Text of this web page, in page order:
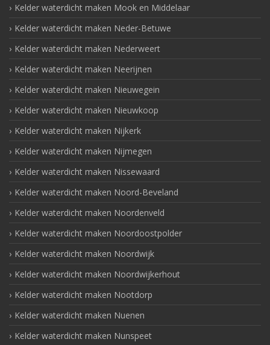
Kelder waterdicht maken Mook en Middelaar
Kelder waterdicht maken Neder-Betuwe
Kelder waterdicht maken Nederweert
Kelder waterdicht maken Neerijnen
Kelder waterdicht maken Nieuwegein
Kelder waterdicht maken Nieuwkoop
Kelder waterdicht maken Nijkerk
Kelder waterdicht maken Nijmegen
Kelder waterdicht maken Nissewaard
Kelder waterdicht maken Noord-Beveland
Kelder waterdicht maken Noordenveld
Kelder waterdicht maken Noordoostpolder
Kelder waterdicht maken Noordwijk
Kelder waterdicht maken Noordwijkerhout
Kelder waterdicht maken Nootdorp
Kelder waterdicht maken Nuenen
Kelder waterdicht maken Nunspeet